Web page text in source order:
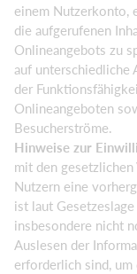
einem Nutzerkonto,
die aufgerufenen
Onlineangebots zu
auf unterschiedliche
der
Onlineangeboten
Besucherströme.
Hinweise zur
mit den
Nutzern eine
ist laut
insbesondere nicht
Auslesen der
erforderlich sind,